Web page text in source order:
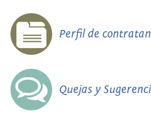
Perfil de
Quejas y